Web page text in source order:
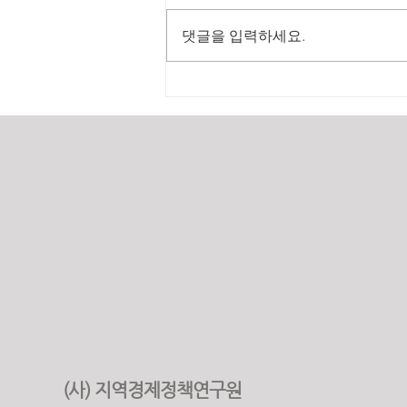
2025년 원가계산 실적
댓글을 입력하세요.
(사) 지역경제정책연구원